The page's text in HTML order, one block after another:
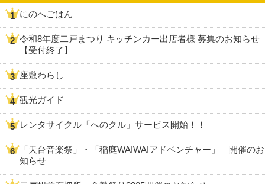
にのへごはん
令和8年度二戸まつり キッチンカー出店者様 募集のお知らせ
【受付終了】
座敷わらし
観光ガイド
レンタサイクル「へのクル」サービス開始！！
「天台音楽祭」・「稲庭WAIWAIアドベンチャー」 開催のお
知らせ